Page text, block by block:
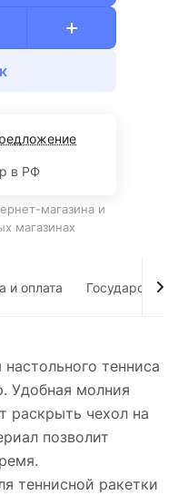
в РФ
магазина и
магазинах
и оплата
тенниса
Удобная молния
раскрыть чехол на
позволит
теннисной ракетки